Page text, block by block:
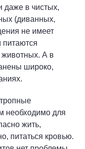
даже в чистых,
(диванных,
не имеет
питаются
животных. А в
широко,
необходимо для
жить,
питаться кровью.